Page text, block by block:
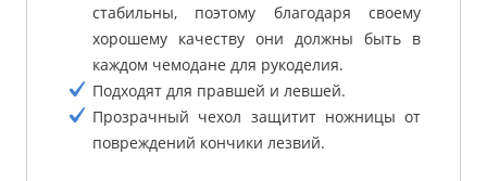
стабильны, поэтому благодаря своему
хорошему качеству они должны быть в
каждом чемодане для рукоделия.
Подходят для правшей и левшей.
Прозрачный чехол защитит ножницы от
повреждений кончики лезвий.